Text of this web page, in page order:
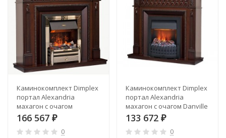
Каминокомплект Dimplex
портал Alexandria
махагон с очагом
Cavendish
166 567 ₽
0
Каминокомплект Dimplex
портал Alexandria
махагон с очагом Danville
133 672 ₽
0